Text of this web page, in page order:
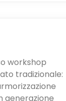
workshop
tradizionale:
generazione